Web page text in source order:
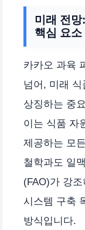
미래 전
핵심 요소
카카오 과육
넘어, 미래
상징하는 중
이는 식품 자
제공하는 모
철학과도 일
(FAO)가 강
시스템 구축
방식입니다.